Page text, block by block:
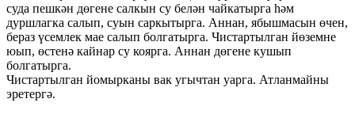
суда пешкән дөгене салкын су белән чайкатырга һәм
дуршлагка салып, суын саркытырга. Аннан, ябышмасын өчен,
бераз үсемлек мае салып болгатырга. Чистартылган йөземне
юып, өстенә кайнар су коярга. Аннан дөгене кушып
болгатырга.
Чистартылган йомырканы вак угычтан уарга. Атланмайны
эретергә.